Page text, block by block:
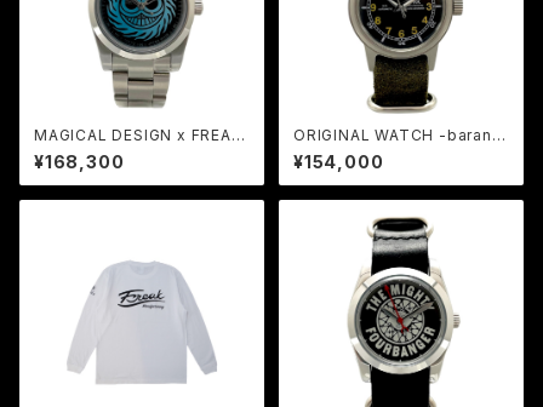
MAGICAL DESIGN x FREAK
| COLLABORATION WATCH
36mm TURQUOISE BLUE
¥168,300
ORIGINAL WATCH -baranta
canadensis-
¥154,000